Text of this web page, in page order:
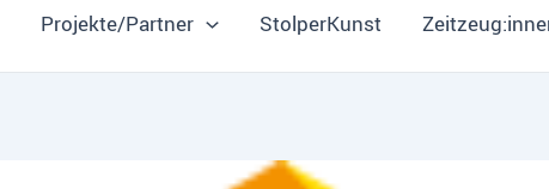
Projekte/Partner StolperKunst